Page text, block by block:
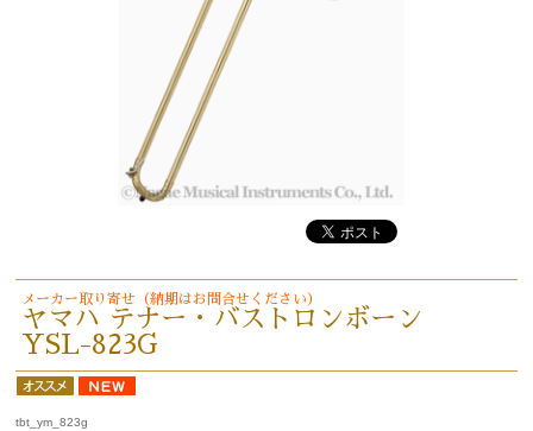
メーカー取り寄せ（納期はお問合せください）
ヤマハ テナー・バストロンボーン
YSL-823G
tbt_ym_823g